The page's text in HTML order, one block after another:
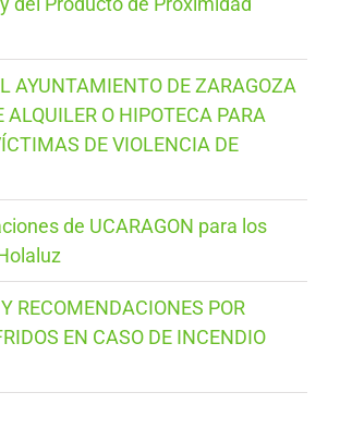
AYUNTAMIENTO DE ZARAGOZA
ALQUILER O HIPOTECA PARA
DE VIOLENCIA DE
de UCARAGON para los
RECOMENDACIONES POR
EN CASO DE INCENDIO